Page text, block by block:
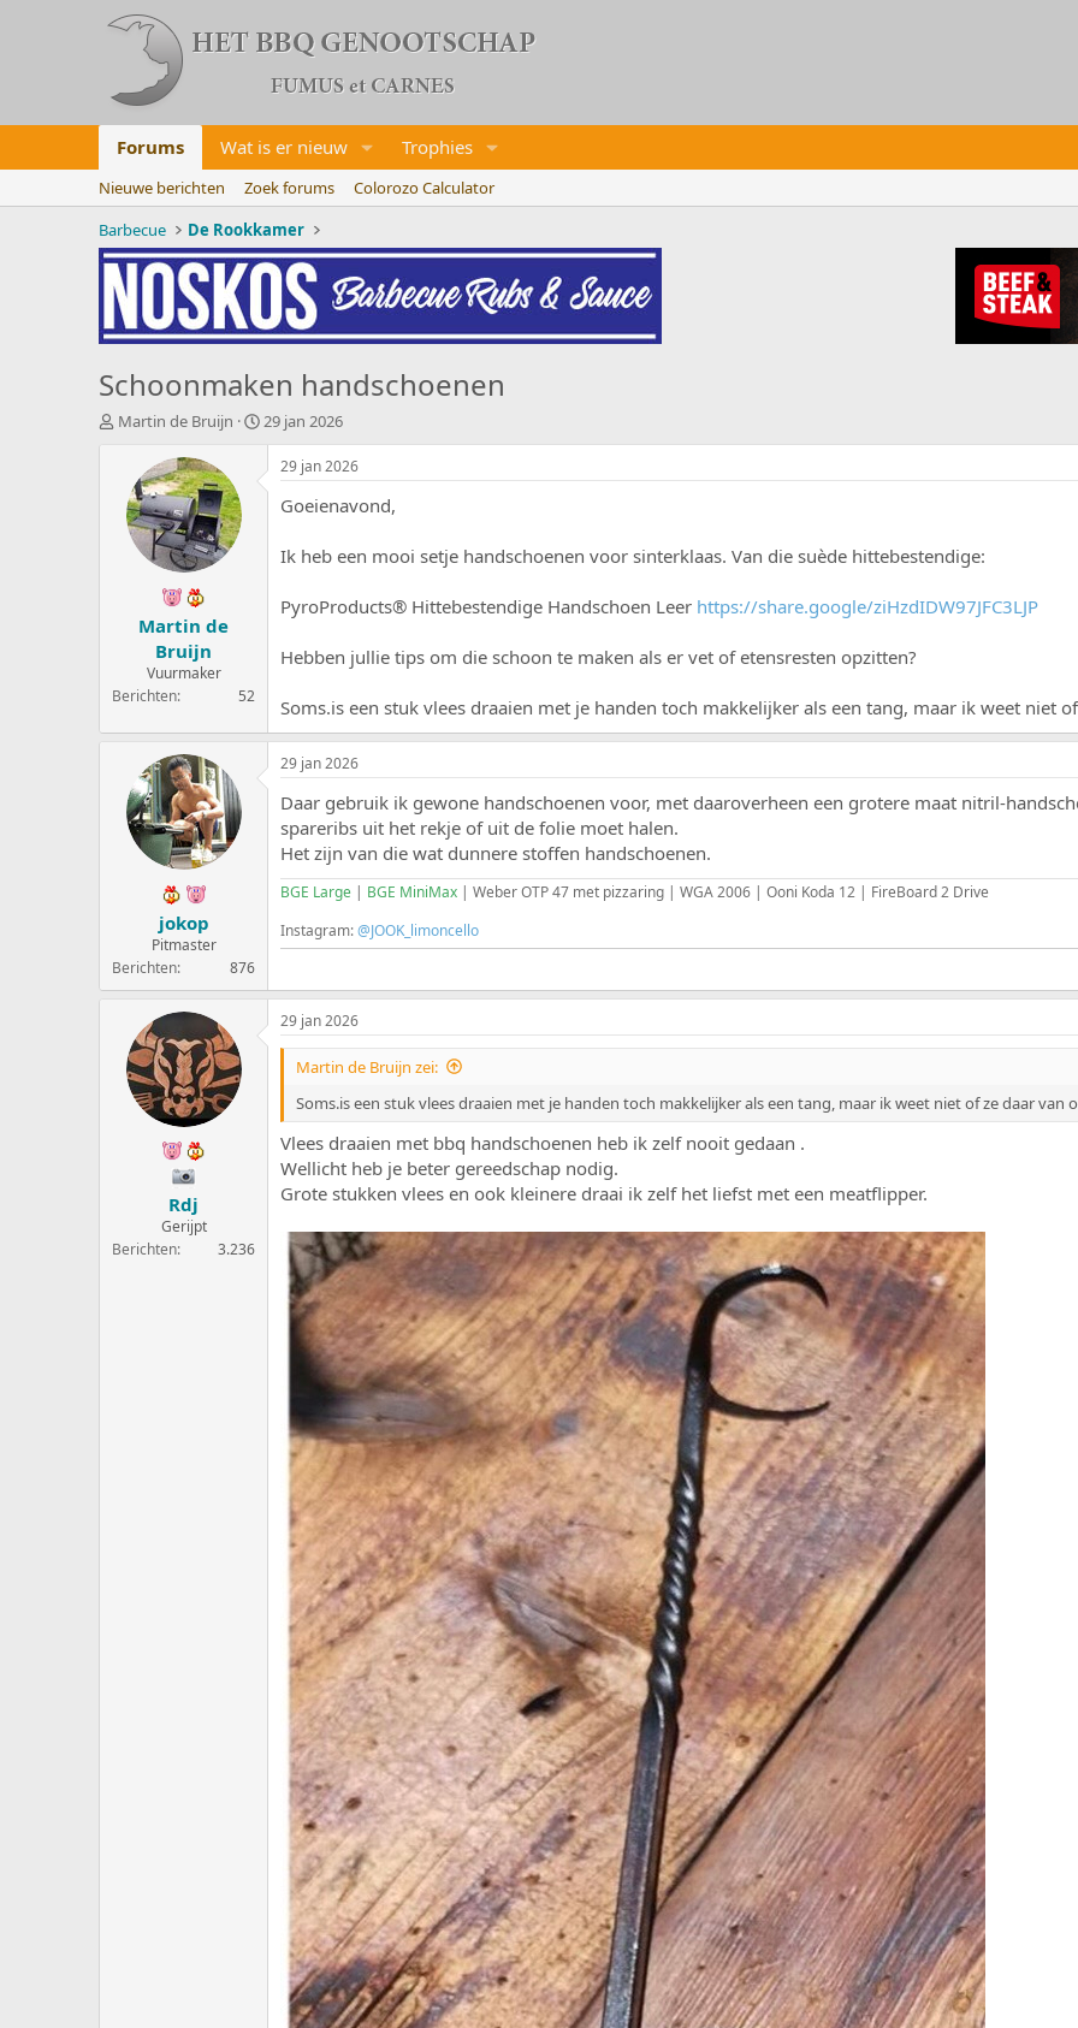
Forums Wat is er nieuw Trophies
Nieuwe berichten Zoek forums
Colorozo Calculator
Barbecue
De Rookkamer
Schoonmaken handschoenen
O
w
t
Martin de Bruijn
S
r
29 jan 2026
Martin de
Bruijn
Vuurmaker
Berichten
52
29 jan 2026
Goeienavond,
Ik heb een mooi setje handschoenen voor sinterklaas. Van die suède hittebestendige:
PyroProducts® Hittebestendige Handschoen Leer https://share.google/ziHzdIDW97JFC3LJP
Hebben jullie tips om die schoon te maken als er vet of etensresten opzitten?
Soms.is een stuk vlees draaien met je handen toch makkelijker als een tang, maar ik weet niet
jokop
Pitmaster
Berichten
876
29 jan 2026
Daar gebruik ik gewone handschoenen voor, met daaroverheen een grotere maat nitril-
spareribs uit het rekje of uit de folie moet halen.
Het zijn van die wat dunnere stoffen handschoenen.
BGE Large | BGE MiniMax | Weber OTP 47 met pizzaring | WGA 2006 | Ooni Koda 12 | FireBoard 2 Drive
Instagram:@JOOK_limoncello
Rdj
Gerijpt
Berichten
3.236
29 jan 2026
Martin de Bruijn zei:
Soms.is een stuk vlees draaien met je handen toch makkelijker als een tang, maar ik weet niet of ze daar van
Vlees draaien met bbq handschoenen heb ik zelf nooit gedaan .
Wellicht heb je beter gereedschap nodig.
Grote stukken vlees en ook kleinere draai ik zelf het liefst met een meatflipper.